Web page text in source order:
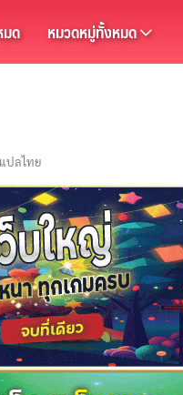
ด หมวดหมู่ทั้งหมด
ปลไทย